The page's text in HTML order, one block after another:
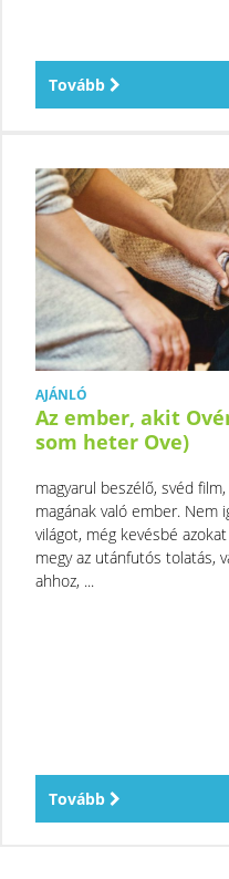
Tovább
AJÁNLÓ
Az ember, akit
som heter Ove)
magyarul beszélő, svéd
magának való ember. Nem
világot, még kevésbé
megy az utánfutós tolatás,
ahhoz, ...
Tovább